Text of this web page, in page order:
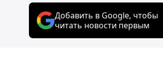
Добавить в Google, чтобы
читать новости первым